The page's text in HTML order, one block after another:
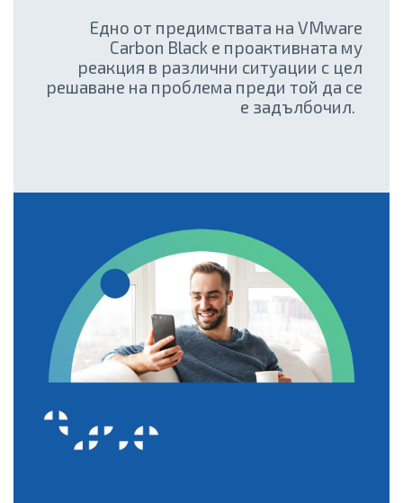
Едно от предимствата на VMware
Carbon Black е проактивната му
реакция в различни ситуации с цел
решаване на проблема преди той да се
е задълбочил.